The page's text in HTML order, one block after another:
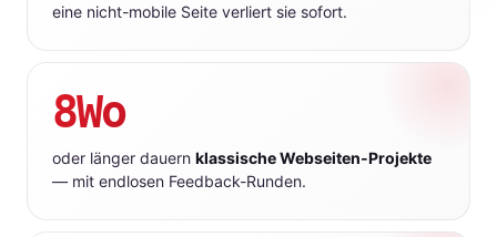
eine nicht-mobile Seite verliert sie sofort.
8Wo
oder länger dauern klassische Webseiten-Projekte
— mit endlosen Feedback-Runden.